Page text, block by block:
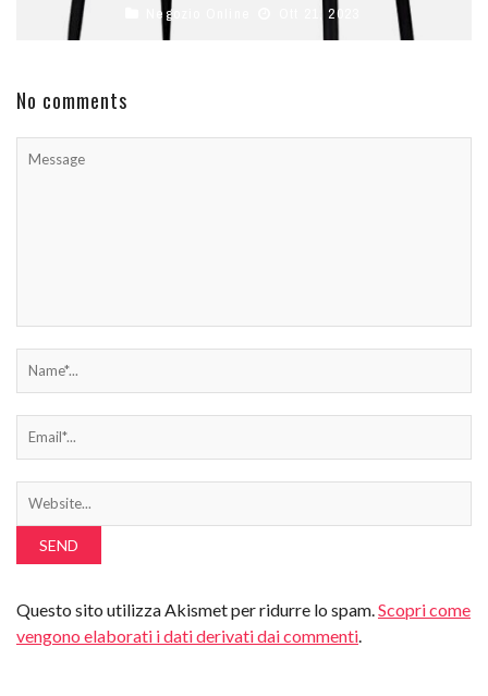
Negozio Online Ott 21, 2023
No comments
Questo sito utilizza Akismet per ridurre lo spam.Scopri come
vengono elaborati i dati derivati dai commenti.